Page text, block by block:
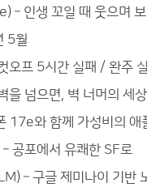
– 인생 꼬일 때 웃으며
5월
오프 5시간 실패 / 완주
을 넘으면, 벽 너머의 세
17e와 함께 가성비의 애
공포에서 유쾌한 SF로
– 구글 제미나이 기반